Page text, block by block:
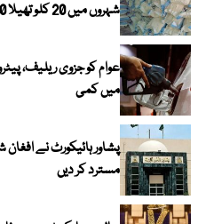
شہروں میں 20 کلو تھیلا 100 روپے تک مہنگا
عوام کو جزوی ریلیف،
میں کمی
پشاور ہائیکورٹ نے
مسترد کر دیں